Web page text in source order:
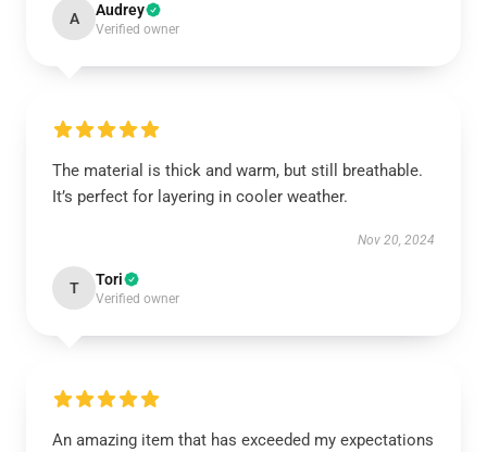
A Audrey
Verified owner
The material is thick and warm, but still breathable.
It’s perfect for layering in cooler weather.
Nov 20, 2024
T Tori
Verified owner
An amazing item that has exceeded my expectations